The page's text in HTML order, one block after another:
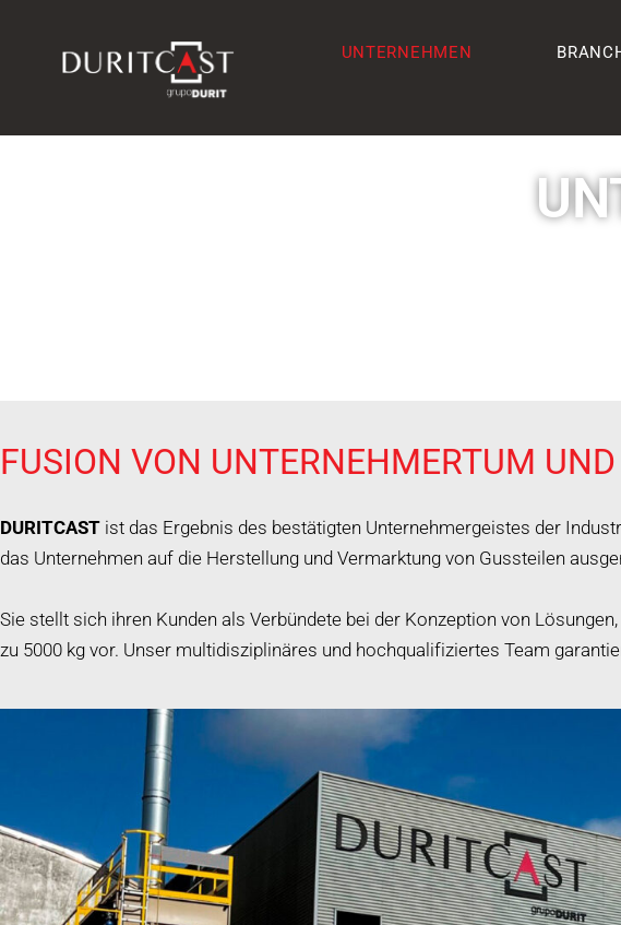
UNTERNEHMEN
FUSION VON UNTERNEHMERTUM
DURITCAST ist das Ergebnis des bestätigten Unternehmergeistes der
das Unternehmen auf die Herstellung und Vermarktung von Gussteilen
Sie stellt sich ihren Kunden als Verbündete bei der Konzeption von
zu 5000 kg vor. Unser multidisziplinäres und hochqualifiziertes Team